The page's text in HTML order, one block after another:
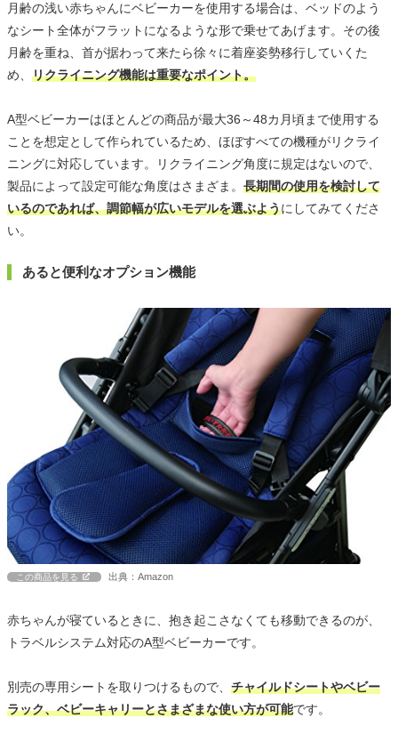
月齢の浅い赤ちゃんにベビーカーを使用する場合は、ベッドのよう
なシート全体がフラットになるような形で乗せてあげます。その後
月齢を重ね、首が据わって来たら徐々に着座姿勢移行していくた
め、 リクライニング機能は重要なポイント。
A型ベビーカーはほとんどの商品が最大36～48カ月頃まで使用する
ことを想定として作られているため、ほぼすべての機種がリクライ
ニングに対応しています。リクライニング角度に規定はないので、
製品によって設定可能な角度はさまざま。 長期間の使用を検討して
いるのであれば、調節幅が広いモデルを選ぶようにしてみてくださ
い。
あると便利なオプション機能
この商品を見る 出典：Amazon
赤ちゃんが寝ているときに、抱き起こさなくても移動できるのが、
トラベルシステム対応のA型ベビーカーです。
別売の専用シートを取りつけるもので、 チャイルドシートやベビー
ラック、ベビーキャリーとさまざまな使い方が可能です。